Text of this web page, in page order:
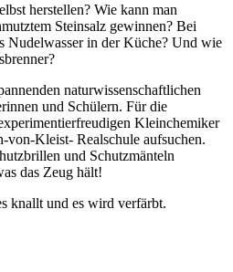
herstellen? Wie kann man
Steinsalz gewinnen? Bei
Nudelwasser in der Küche? Und wie
naturwissenschaftlichen
und Schülern. Für die
Kleinchemiker
von-Kleist- Realschule aufsuchen.
und Schutzmänteln
das Zeug hält!
knallt und es wird verfärbt.